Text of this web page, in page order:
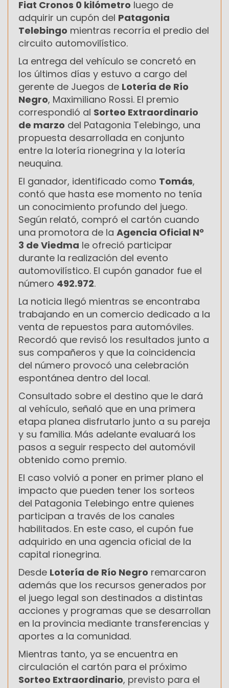
Fiat Cronos 0 kilómetro luego de
adquirir un cupón del Patagonia
Telebingo mientras recorría el predio del
circuito automovilístico.
La entrega del vehículo se concretó en
los últimos días y estuvo a cargo del
gerente de Juegos de Lotería de Río
Negro, Maximiliano Rossi. El premio
correspondió al Sorteo Extraordinario
de marzo del Patagonia Telebingo, una
propuesta desarrollada en conjunto
entre la lotería rionegrina y la lotería
neuquina.
El ganador, identificado como Tomás,
contó que hasta ese momento no tenía
un conocimiento profundo del juego.
Según relató, compró el cartón cuando
una promotora de la Agencia Oficial N°
3 de Viedma le ofreció participar
durante la realización del evento
automovilístico. El cupón ganador fue el
número 492.972.
La noticia llegó mientras se encontraba
trabajando en un comercio dedicado a la
venta de repuestos para automóviles.
Recordó que revisó los resultados junto a
sus compañeros y que la coincidencia
del número provocó una celebración
espontánea dentro del local.
Consultado sobre el destino que le dará
al vehículo, señaló que en una primera
etapa planea disfrutarlo junto a su pareja
y su familia. Más adelante evaluará los
pasos a seguir respecto del automóvil
obtenido como premio.
El caso volvió a poner en primer plano el
impacto que pueden tener los sorteos
del Patagonia Telebingo entre quienes
participan a través de los canales
habilitados. En este caso, el cupón fue
adquirido en una agencia oficial de la
capital rionegrina.
Desde Lotería de Río Negro remarcaron
además que los recursos generados por
el juego legal son destinados a distintas
acciones y programas que se desarrollan
en la provincia mediante transferencias y
aportes a la comunidad.
Mientras tanto, ya se encuentra en
circulación el cartón para el próximo
Sorteo Extraordinario, previsto para el